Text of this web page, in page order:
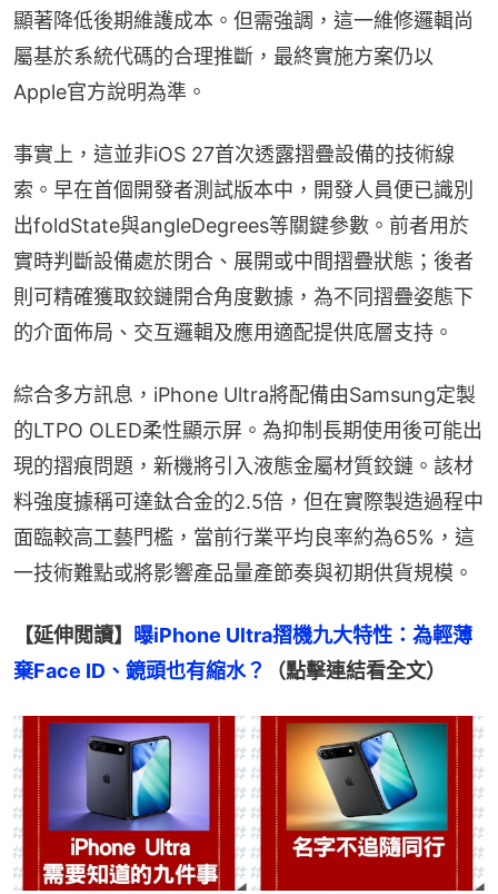
顯著降低後期維護成本。但需強調，這一維修邏輯尚
屬基於系統代碼的合理推斷，最終實施方案仍以
Apple官方說明為準。
事實上，這並非iOS 27首次透露摺疊設備的技術線
索。早在首個開發者測試版本中，開發人員便已識別
出foldState與angleDegrees等關鍵參數。前者用於
實時判斷設備處於閉合、展開或中間摺疊狀態；後者
則可精確獲取鉸鏈開合角度數據，為不同摺疊姿態下
的介面佈局、交互邏輯及應用適配提供底層支持。
綜合多方訊息，iPhone Ultra將配備由Samsung定製
的LTPO OLED柔性顯示屏。為抑制長期使用後可能出
現的摺痕問題，新機將引入液態金屬材質鉸鏈。該材
料強度據稱可達鈦合金的2.5倍，但在實際製造過程中
面臨較高工藝門檻，當前行業平均良率約為65%，這
一技術難點或將影響產品量產節奏與初期供貨規模。
【延伸閲讀】
曝iPhone Ultra摺機九大特性：為輕薄
棄Face ID、鏡頭也有縮水？
（點擊連結看全文）